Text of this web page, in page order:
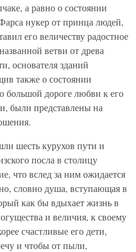
а равно о состоянии
нукер от принца людей,
его величеству радостное
ветви от древа
основателя зданий
также о состоянии
большой дороге любви к его
были представлены на
шесть курухов пути и
посла в столицу
что вслед за ним ожидается
словно душа, вступающая в
как бы вдыхает жизнь в
и величия, к своему
счастливые его дети,
и чтобы от пыли,